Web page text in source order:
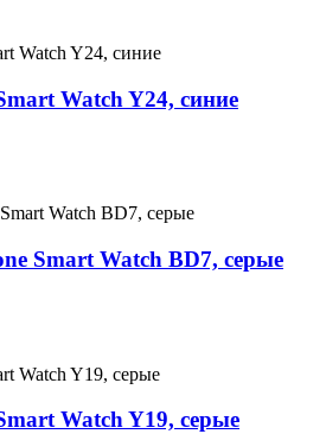
Watch Y24, синие
Smart Watch BD7, серые
Watch Y19, серые